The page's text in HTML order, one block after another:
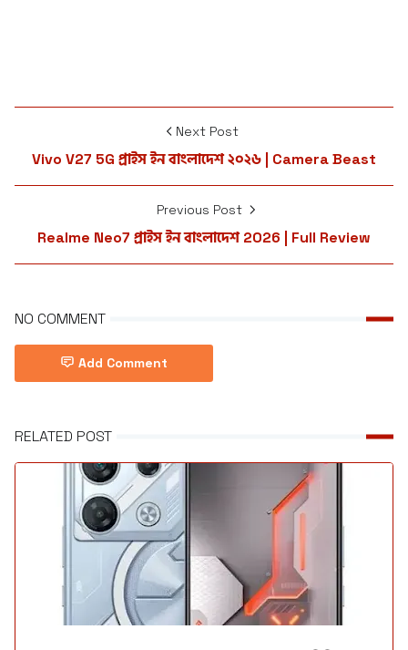
Next Post
Vivo V27 5G প্রাইস ইন বাংলাদেশ ২০২৬ | Camera Beast
Previous Post
Realme Neo7 প্রাইস ইন বাংলাদেশ 2026 | Full Review
NO COMMENT
Add Comment
RELATED POST